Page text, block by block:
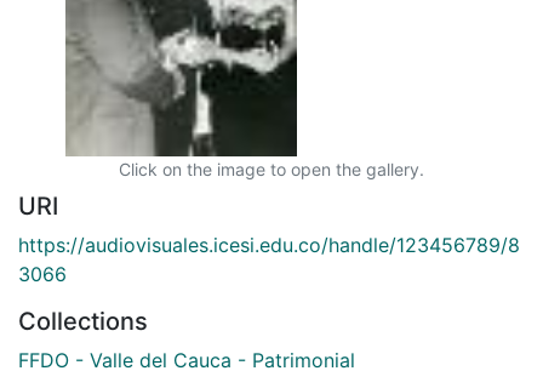
Click on the image to open the gallery.
URI
https://audiovisuales.icesi.edu.co/handle/123456789/8
3066
Collections
FFDO - Valle del Cauca - Patrimonial